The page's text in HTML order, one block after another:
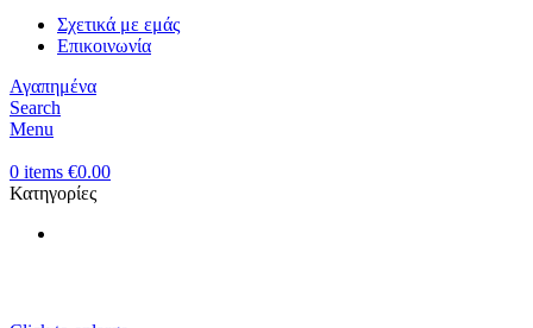
Σχετικά με εμάς
Επικοινωνία
Αγαπημένα
Search
Menu
0 items €0.00
Κατηγορίες